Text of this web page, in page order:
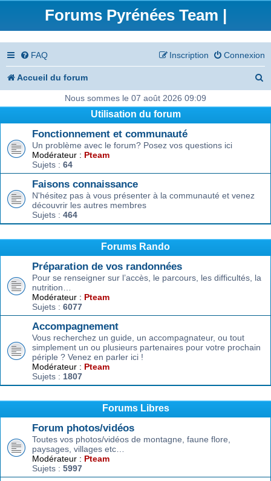
Forums Pyrénées Team |
FAQ Connexion
Inscription
Accueil du forum
e
Nous sommes le 07 août 2026 09:09
Utilisation du forum
Fonctionnement et communauté
Un problème avec le forum? Posez vos questions ici
Modérateur : Pteam
Sujets : 64
Faisons connaissance
N'hésitez pas à vous présenter à la communauté et venez
découvrir les autres membres
Sujets : 464
Forums Rando
Préparation de vos randonnées
Pour se renseigner sur l’accès, le parcours, les difficultés, la
nutrition…
Modérateur : Pteam
Sujets : 6077
Accompagnement
Vous recherchez un guide, un accompagnateur, ou tout
simplement un ou plusieurs partenaires pour votre prochain
périple ? Venez en parler ici !
Modérateur : Pteam
Sujets : 1807
Forums Libres
Forum photos/vidéos
Toutes vos photos/vidéos de montagne, faune flore,
paysages, villages etc…
Modérateur : Pteam
Sujets : 5997